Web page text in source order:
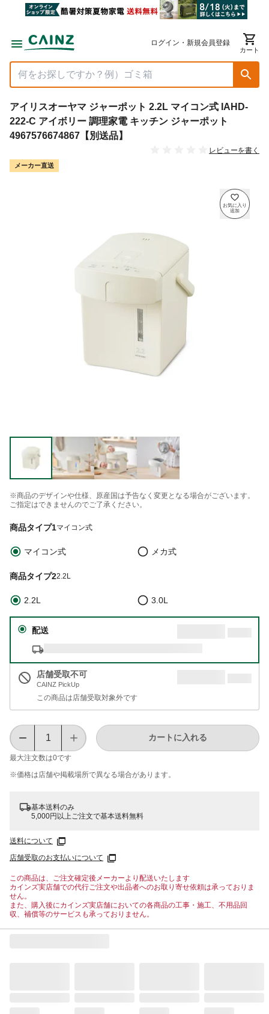
ログイン・新規会員登録
カート
アイリスオーヤマ ジャーポット 2.2L マイコン式 IAHD-
222-C アイボリー 調理家電 キッチン ジャーポット
4967576674867【別送品】
レビューを書く
メーカー直送
※商品のデザインや仕様、原産国は予告なく変更となる場合がございます。
ご指定はできませんのでご了承ください。
商品タイプ1マイコン式
マイコン式 メカ式
商品タイプ22.2L
2.2L 3.0L
配送
店舗受取不可
CAINZ PickUp
この商品は店舗受取対象外です
最大注文数は0です
カートに入れる
※価格は​店舗や​掲載場所で​異なる​場合が​あります。
基本送料のみ
5,000円以上ご注文で基本送料無料
送料について
店舗受取のお支払いについて
この商品は、ご注文確定後メーカーより配送いたします
カインズ実店舗での代行ご注文や出品者へのお取り寄せ依頼は承っておりま
せん。
また、購入後にカインズ実店舗においての各商品の工事・施工、不用品回
収、補償等のサービスも承っておりません。